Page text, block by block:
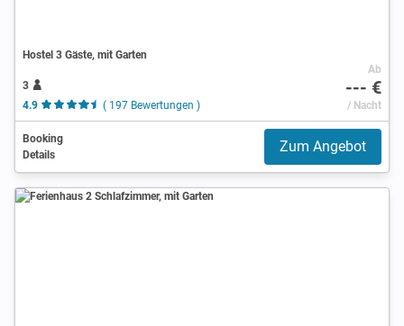
Hostel 3 Gäste, mit Garten
3
4.9
( 197 Bewertungen )
Ab
--- €
/ Nacht
Booking
Details
Zum Angebot